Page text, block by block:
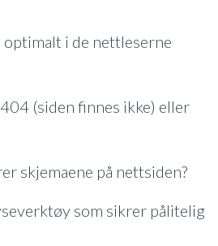
i de nettleserne
(siden finnes ikke) eller
skjemaene på nettsiden?
som sikrer pålitelig